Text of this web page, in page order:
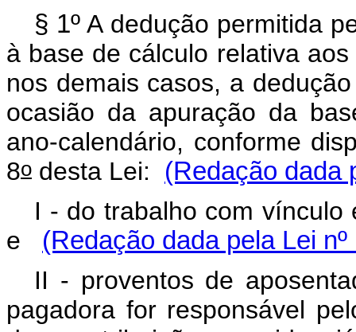
§ 1º A dedução permitida
à base de cálculo relativa
nos demais casos, a
ocasião da apuração da
ano-calendário, conforme
8o desta Lei: (Redação dada
I - do trabalho com vínculo
e (Redação dada pela Lei
II - proventos de
pagadora for responsável